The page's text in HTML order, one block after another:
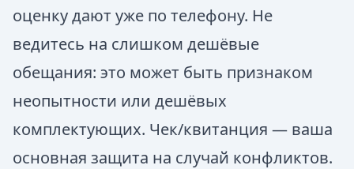
оценку дают уже по телефону. Не
ведитесь на слишком дешёвые
обещания: это может быть признаком
неопытности или дешёвых
комплектующих. Чек/квитанция — ваша
основная защита на случай конфликтов.